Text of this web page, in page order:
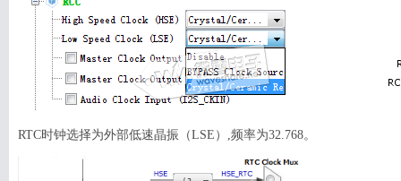
RTC时钟选择为外部低速晶振（LSE）,频率为32.768。